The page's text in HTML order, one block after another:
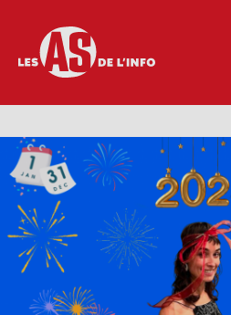
Les as de l'info